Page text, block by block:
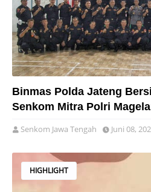
Binmas Polda Jateng
Senkom Mitra Polri
Senkom Jawa Tengah Juni 08,
HIGHLIGHT